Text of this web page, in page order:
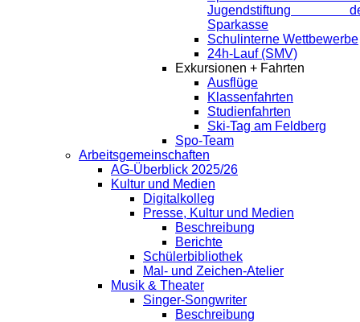
Jugendstiftung
Sparkasse
Schulinterne Wettbewerbe
24h-Lauf (SMV)
Exkursionen + Fahrten
Ausflüge
Klassenfahrten
Studienfahrten
Ski-Tag am Feldberg
Spo-Team
Arbeitsgemeinschaften
AG-Überblick 2025/26
Kultur und Medien
Digitalkolleg
Presse, Kultur und Medien
Beschreibung
Berichte
Schülerbibliothek
Mal- und Zeichen-Atelier
Musik & Theater
Singer-Songwriter
Beschreibung